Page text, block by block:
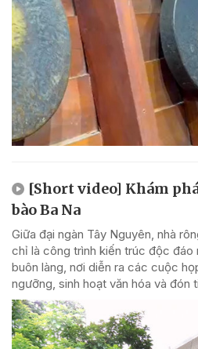
[Short video] Khám
bào Ba Na
Giữa đại ngàn Tây Nguyên, nhà
chỉ là công trình kiến trúc độc
buôn làng, nơi diễn ra các cuộc
ngưỡng, sinh hoạt văn hóa và đón